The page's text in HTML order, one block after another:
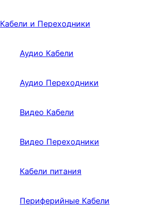
Кабели и Переходники
Аудио Кабели
Аудио Переходники
Видео Кабели
Видео Переходники
Кабели питания
Периферийные Кабели